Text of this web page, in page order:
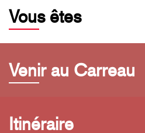
Vous êtes
Venir au Carreau
Itinéraire